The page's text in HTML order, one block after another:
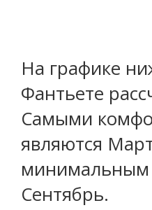
На графике
Фантьете
Самыми
являются
минимальным
Сентябрь.